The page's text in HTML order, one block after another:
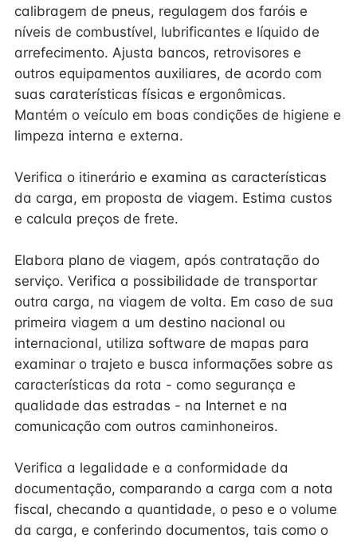
calibragem de pneus, regulagem dos faróis e
níveis de combustível, lubrificantes e líquido de
arrefecimento. Ajusta bancos, retrovisores e
outros equipamentos auxiliares, de acordo com
suas caraterísticas físicas e ergonômicas.
Mantém o veículo em boas condições de higiene e
limpeza interna e externa.
Verifica o itinerário e examina as características
da carga, em proposta de viagem. Estima custos
e calcula preços de frete.
Elabora plano de viagem, após contratação do
serviço. Verifica a possibilidade de transportar
outra carga, na viagem de volta. Em caso de sua
primeira viagem a um destino nacional ou
internacional, utiliza software de mapas para
examinar o trajeto e busca informações sobre as
características da rota - como segurança e
qualidade das estradas - na Internet e na
comunicação com outros caminhoneiros.
Verifica a legalidade e a conformidade da
documentação, comparando a carga com a nota
fiscal, checando a quantidade, o peso e o volume
da carga, e conferindo documentos, tais como o